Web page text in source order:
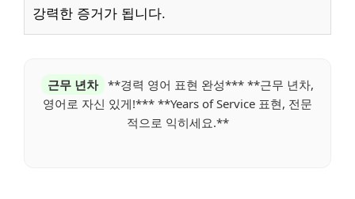
강력한 증거가 됩니다.
근무 년차 **경력 영어 표현 완성*** **근무 년차,
영어로 자신 있게!*** **Years of Service 표현, 전문
적으로 익히세요.**